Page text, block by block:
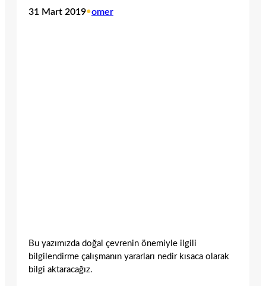
31 Mart 2019•omer
Bu yazımızda doğal çevrenin önemiyle ilgili
bilgilendirme çalışmanın yararları nedir kısaca olarak
bilgi aktaracağız.